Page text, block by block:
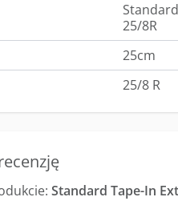
25/8R
25cm
25/8 R
Standard Tape-In